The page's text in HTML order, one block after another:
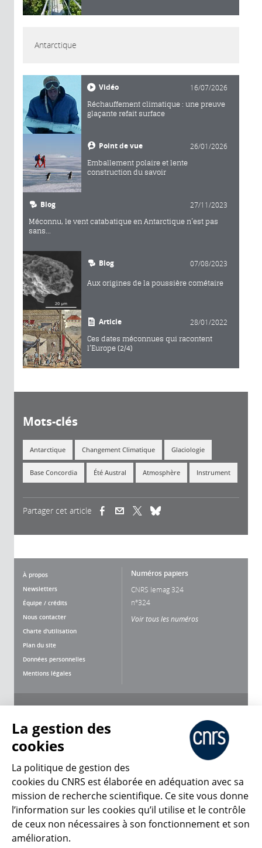
Antarctique
Vidéo 16/07/2026
Réchauffement climatique : une preuve
glaçante refait surface
Point de vue 26/01/2026
Emballement polaire et lente
construction du savoir
Blog 27/11/2023
Méconnu, le vent catabatique en Antarctique n’est pas
sans...
Blog 07/08/2023
Aux origines de la poussière cométaire
Article 28/01/2022
Ces dates méconnues qui racontent
l’Europe (2/4)
Mots-clés
Antarctique Changement Climatique Glaciologie
Base Concordia Été Austral Atmosphère Instrument
Partager cet article (link is external)(link is external)
À propos
Newsletters
Équipe / crédits
Nous contacter
Charte d'utilisation
Plan du site
Données personnelles
Mentions légales
Numéros papiers
CNRS lemag 324
n°324
Voir tous les numéros
Nous suivre Partager
CNRS Le Mag
© 2026, CNRS
La gestion des
cookies
La politique de gestion des
cookies du CNRS est élaborée en adéquation avec sa
mission de recherche scientifique. Ce site vous donne
l’information sur les cookies qu’il utilise et le contrôle
de ceux non nécessaires à son fonctionnement et son
amélioration.